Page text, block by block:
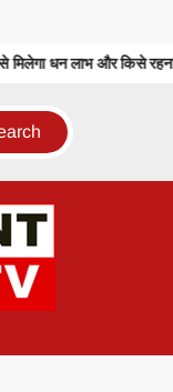
धन लाभ और किसे रहना